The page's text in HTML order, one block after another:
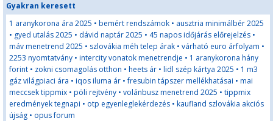
Gyakran keresett
1 aranykorona ára 2025 • bemért rendszámok • ausztria minimálbér 2025
• gyed utalás 2025 • dávid naptár 2025 • 45 napos időjárás előrejelzés •
máv menetrend 2025 • szlovákia méh telep árak • várható euro árfolyam •
2253 nyomtatvány • intercity vonatok menetrendje • 1 aranykorona hány
forint • zokni csomagolás otthon • heets ár • lidl szép kártya 2025 • 1 m3
gáz világpiaci ára • iqos iluma ár •fresubin tápszer mellékhatásai • mai
meccsek tippmix • pöli rejtvény • volánbusz menetrend 2025 • tippmix
eredmények tegnapi • otp egyenleglekérdezés • kaufland szlovákia akciós
újság • opus forum